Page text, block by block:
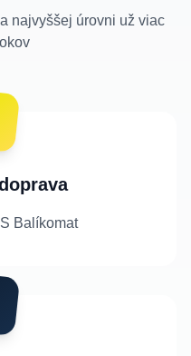
najvyššej úrovni už viac
Balíkomat